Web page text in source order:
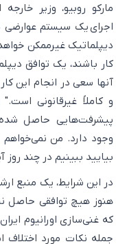
مارکو روبیو، وزیر
اجرای یک سیستم عوارضی
دیپلماتیک غیرممکن
کار باشند، یک توافق
آنها سعی در انجام این
و کاملاً غیرقانونی
پیشرفت‌هایی حاصل
وجود دارد. من
بیایید ببینیم در چند روز
در این شرایط، یک منبع
هنوز هیچ توافقی حاصل
که غنی‌سازی اورانیوم
جمله نکات مورد اختلاف